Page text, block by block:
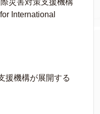
災害対策支援機構
International
援機構が展開する